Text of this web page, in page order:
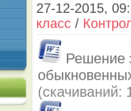
27-12-2015,
класс /
Решение
(cкачиваний: